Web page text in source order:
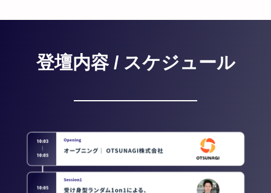
登壇内容 / スケジュール